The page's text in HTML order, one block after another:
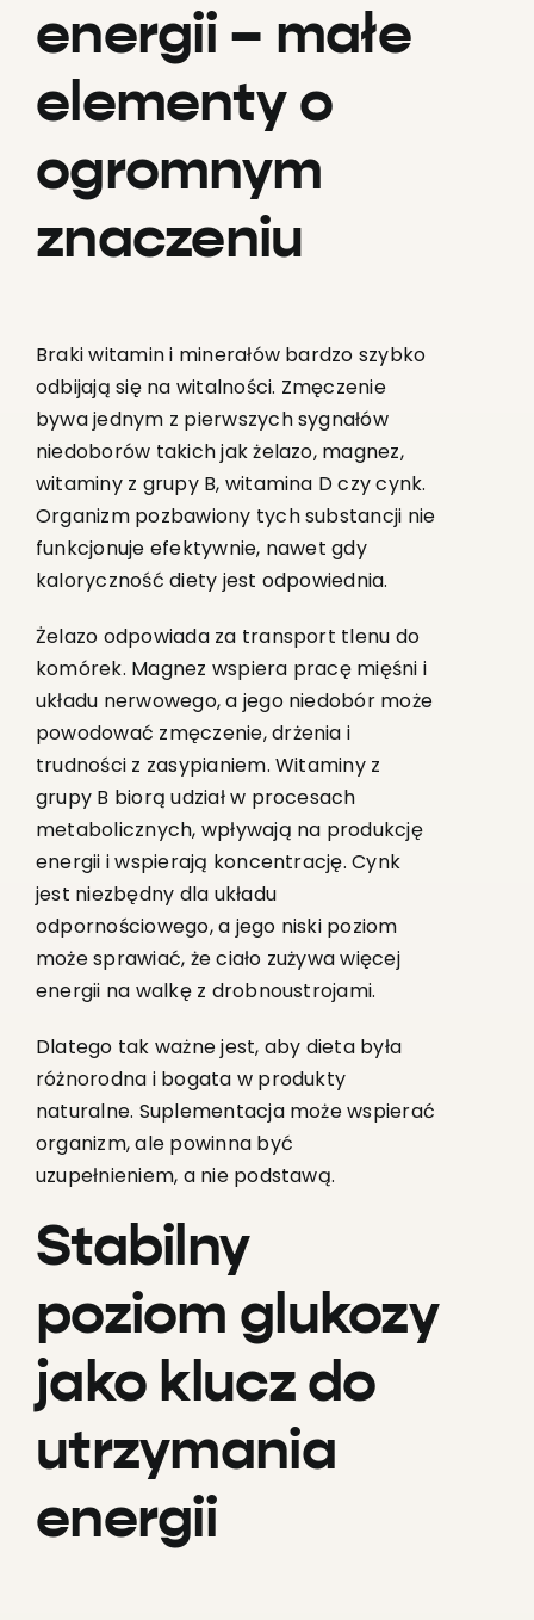
energii – małe
elementy o
ogromnym
znaczeniu
Braki witamin i minerałów bardzo szybko
odbijają się na witalności. Zmęczenie
bywa jednym z pierwszych sygnałów
niedoborów takich jak żelazo, magnez,
witaminy z grupy B, witamina D czy cynk.
Organizm pozbawiony tych substancji nie
funkcjonuje efektywnie, nawet gdy
kaloryczność diety jest odpowiednia.
Żelazo odpowiada za transport tlenu do
komórek. Magnez wspiera pracę mięśni i
układu nerwowego, a jego niedobór może
powodować zmęczenie, drżenia i
trudności z zasypianiem. Witaminy z
grupy B biorą udział w procesach
metabolicznych, wpływają na produkcję
energii i wspierają koncentrację. Cynk
jest niezbędny dla układu
odpornościowego, a jego niski poziom
może sprawiać, że ciało zużywa więcej
energii na walkę z drobnoustrojami.
Dlatego tak ważne jest, aby dieta była
różnorodna i bogata w produkty
naturalne. Suplementacja może wspierać
organizm, ale powinna być
uzupełnieniem, a nie podstawą.
Stabilny
poziom glukozy
jako klucz do
utrzymania
energii